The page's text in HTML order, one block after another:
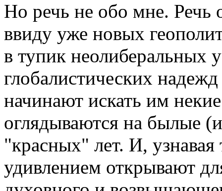
Но речь не обо мне. Речь
ввиду уже новых
в тупик неолиберальных
глобалистических
начинают искать им
оглядываются на былые
"красных" лет. И,
удивлением открывают